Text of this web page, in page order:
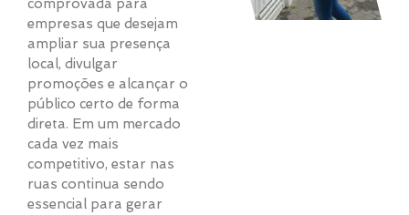
comprovada para
empresas que desejam
ampliar sua presença
local, divulgar
promoções e alcançar o
público certo de forma
direta. Em um mercado
cada vez mais
competitivo, estar nas
ruas continua sendo
essencial para gerar